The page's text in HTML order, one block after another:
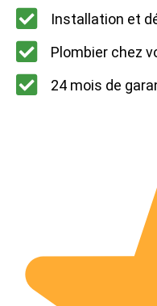
Installation et
Plombier chez
24 mois de